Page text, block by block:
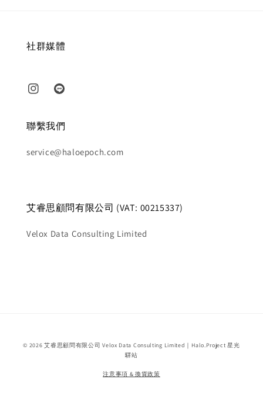
社群媒體
聯繫我們
service@haloepoch.com
艾睿思顧問有限公司 (VAT: 00215337)
Velox Data Consulting Limited
© 2026 艾睿思顧問有限公司 Velox Data Consulting Limited｜Halo.Project 星光
驛站
注意事項 & 換貨政策